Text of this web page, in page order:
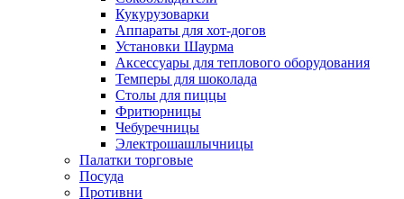
Кукурузоварки
Аппараты для хот-догов
Установки Шаурма
Аксессуары для теплового оборудования
Темперы для шоколада
Столы для пиццы
Фритюрницы
Чебуречницы
Электрошашлычницы
Палатки торговые
Посуда
Противни